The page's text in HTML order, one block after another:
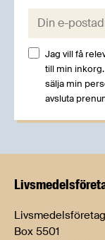
E-post:
Jag vill få
till min
sälja min
avsluta
Box 5501